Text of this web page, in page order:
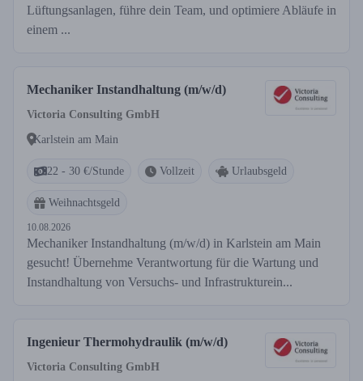
Lüftungsanlagen, führe dein Team, und optimiere Abläufe in
einem ...
Mechaniker Instandhaltung (m/w/d)
Victoria Consulting GmbH
Karlstein am Main
22 - 30 €/Stunde Vollzeit Urlaubsgeld
Weihnachtsgeld
10.08.2026
Mechaniker Instandhaltung (m/w/d) in Karlstein am Main
gesucht! Übernehme Verantwortung für die Wartung und
Instandhaltung von Versuchs- und Infrastrukturein...
Ingenieur Thermohydraulik (m/w/d)
Victoria Consulting GmbH